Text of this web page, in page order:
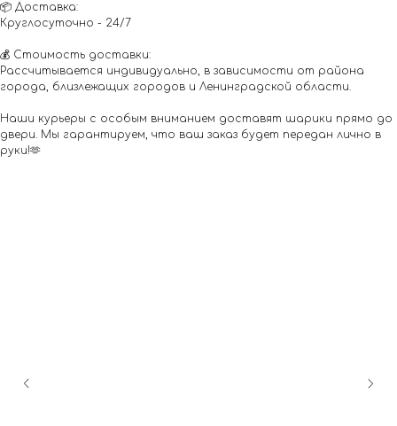
📦 Доставка:
Круглосуточно - 24/7
💰 Стоимость доставки:
Рассчитывается индивидуально, в зависимости от района
города, близлежащих городов и Ленинградской области.
Наши курьеры с особым вниманием доставят шарики прямо до
двери. Мы гарантируем, что ваш заказ будет передан лично в
руки!🫶